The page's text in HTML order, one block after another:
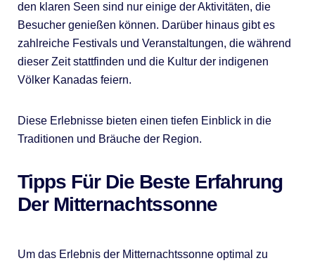
den klaren Seen sind nur einige der Aktivitäten, die
Besucher genießen können. Darüber hinaus gibt es
zahlreiche Festivals und Veranstaltungen, die während
dieser Zeit stattfinden und die Kultur der indigenen
Völker Kanadas feiern.
Diese Erlebnisse bieten einen tiefen Einblick in die
Traditionen und Bräuche der Region.
Tipps Für Die Beste Erfahrung
Der Mitternachtssonne
Um das Erlebnis der Mitternachtssonne optimal zu